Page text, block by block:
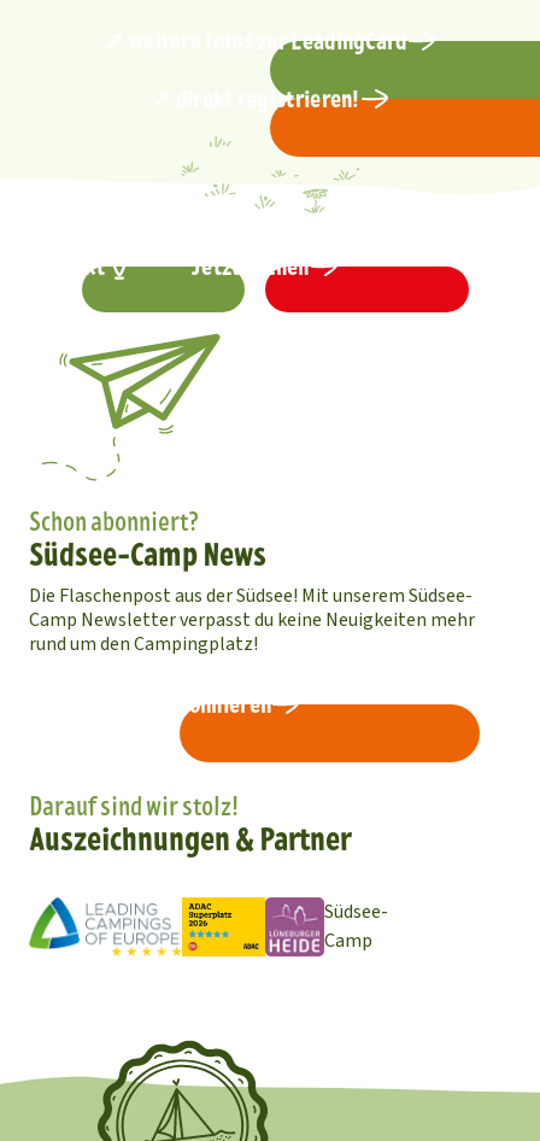
↗ weitere Infos zur LeadingCard
↗ direkt registrieren!
Kontakt Jetzt buchen
Schon abonniert?
Südsee-Camp News
Die Flaschenpost aus der Südsee! Mit unserem Südsee-
Camp Newsletter verpasst du keine Neuigkeiten mehr
rund um den Campingplatz!
Newsletter abonnieren
Darauf sind wir stolz!
Auszeichnungen & Partner
Südsee-
Camp